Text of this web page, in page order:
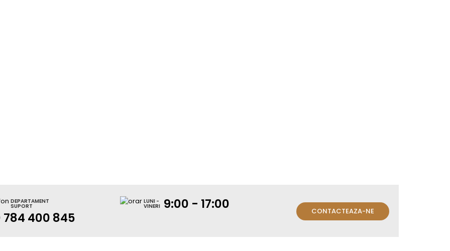
DEPARTAMENT
SUPORT
400 845
LUNI -
VINERI 9:00 - 17:00 CONTACTEAZA-NE